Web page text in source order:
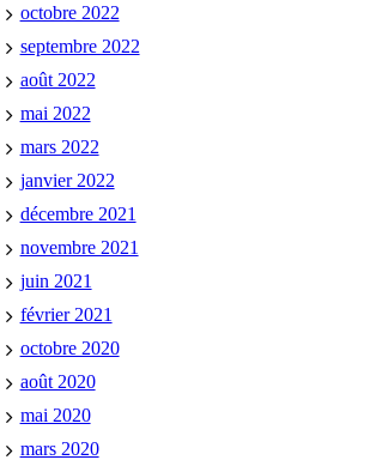
octobre 2022
septembre 2022
août 2022
mai 2022
mars 2022
janvier 2022
décembre 2021
novembre 2021
juin 2021
février 2021
octobre 2020
août 2020
mai 2020
mars 2020